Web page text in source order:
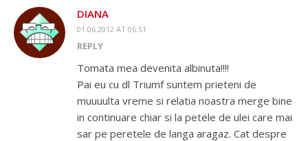
DIANA
01.06.2012 AT 06:51
REPLY
Tomata mea devenita albinuta!!!!
Pai eu cu dl Triumf suntem prieteni de
muuuulta vreme si relatia noastra merge bine
in continuare chiar si la petele de ulei care mai
sar pe peretele de langa aragaz. Cat despre